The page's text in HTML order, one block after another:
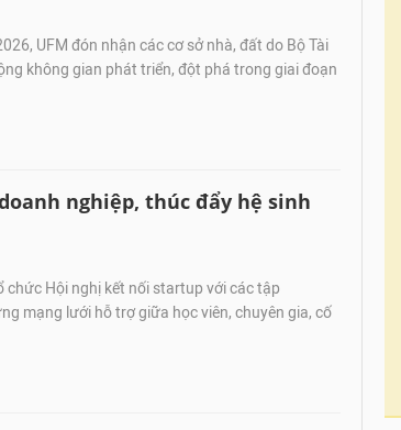
UFM đón nhận các cơ sở nhà, đất do Bộ Tài
không gian phát triển, đột phá trong giai đoạn
nghiệp, thúc đẩy hệ sinh
chức Hội nghị kết nối startup với các tập
mạng lưới hỗ trợ giữa học viên, chuyên gia, cố